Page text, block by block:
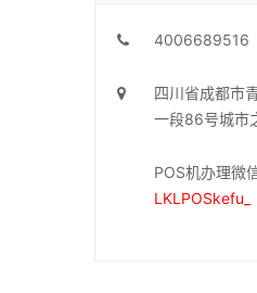
4006689516
四川省成都市
一段86号城市
POS机办理微
LKLPOSkefu_